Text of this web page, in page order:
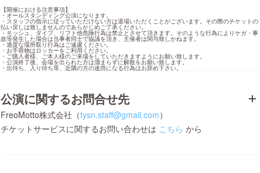
【開催における注意事項】
・オールスタンディング公演になります。
・スタッフの指示に従っていただけない方は退場いただくことがございます。その際のチケットの
払い戻しは致しませんのであらかじめご了承ください。
・モッシュ、ダイブ、リフト他危険行為は禁止とさせて頂きます。そのような行為によりケガ・事
故等発生した場合は当事者同士で協議を頂き、主催者は関与致しかねます。
・過度な場所取り行為はご遠慮ください。
・お手荷物はロッカーをご利用ください。
・ご購入者様、ご本人様のご来場をしていただきますようにお願い致します。
・公演終了後、会場を出られた方は溜まらずに解散をお願い致します。
・出待ち、入り待ち等、近隣の方の迷惑になる行為はお辞め下さい。
公演に関するお問合せ先
FreoMotto株式会社（tysn.staff@gmail.com）
チケットサービスに関するお問い合わせは こちら から